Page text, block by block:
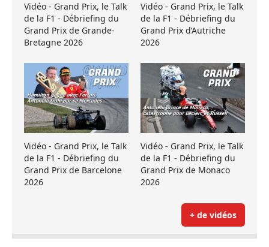
Vidéo - Grand Prix, le Talk
de la F1 - Débriefing du
Grand Prix de Grande-
Bretagne 2026
Vidéo - Grand Prix, le Talk
de la F1 - Débriefing du
Grand Prix d’Autriche
2026
Vidéo - Grand Prix, le Talk
de la F1 - Débriefing du
Grand Prix de Barcelone
2026
Vidéo - Grand Prix, le Talk
de la F1 - Débriefing du
Grand Prix de Monaco
2026
+ de vidéos